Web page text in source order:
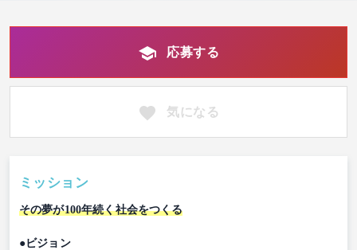
応募する
気になる
ミッション
その夢が100年続く社会をつくる
●ビジョン